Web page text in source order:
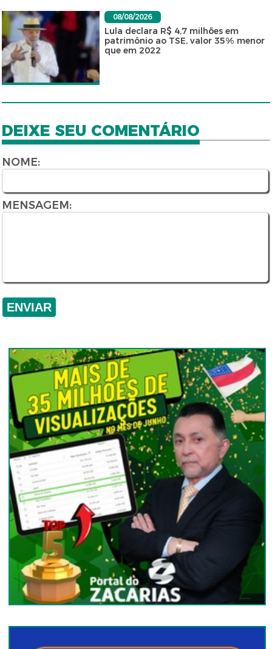
08/08/2026
Lula declara R$ 4,7 milhões em
patrimônio ao TSE, valor 35% menor
que em 2022
DEIXE SEU COMENTÁRIO
NOME:
MENSAGEM: